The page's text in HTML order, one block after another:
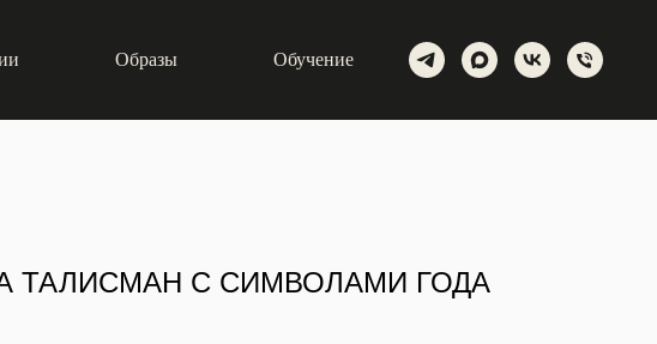
Образы Обучение
ТАЛИСМАН С СИМВОЛАМИ ГОДА